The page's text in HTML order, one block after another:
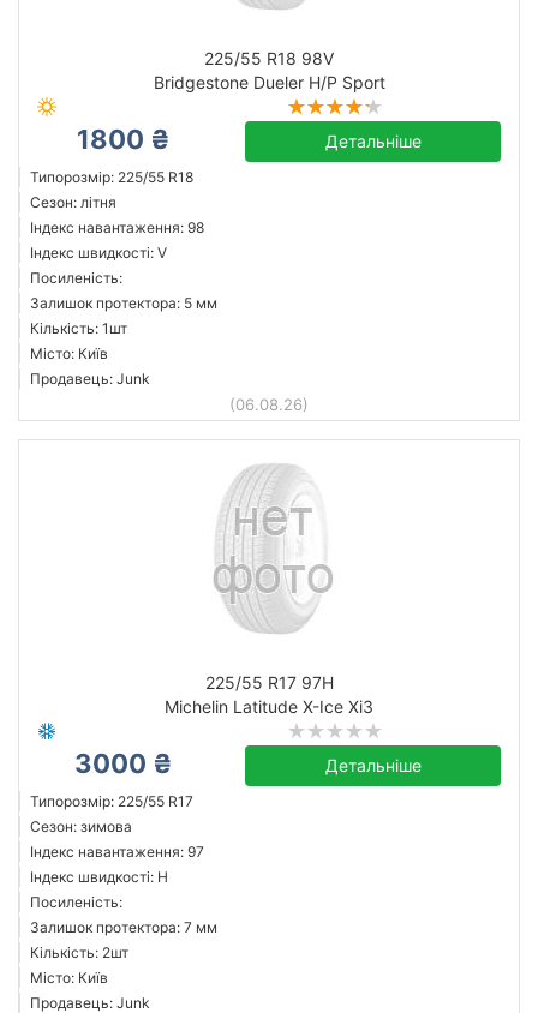
225/55 R18 98V
Bridgestone Dueler H/P Sport
1800 ₴ Детальніше
Типорозмір: 225/55 R18
Сезон: літня
Індекс навантаження: 98
Індекс швидкості: V
Посиленість:
Залишок протектора: 5 мм
Кількість: 1шт
Місто: Київ
Продавець: Junk
(06.08.26)
225/55 R17 97H
Michelin Latitude X-Ice Xi3
3000 ₴ Детальніше
Типорозмір: 225/55 R17
Сезон: зимова
Індекс навантаження: 97
Індекс швидкості: H
Посиленість:
Залишок протектора: 7 мм
Кількість: 2шт
Місто: Київ
Продавець: Junk